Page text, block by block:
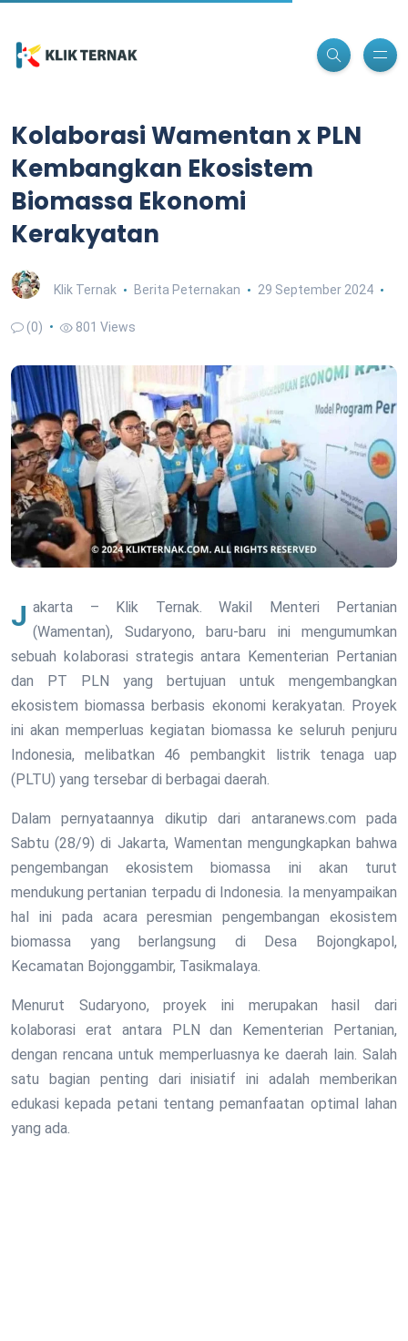
Kolaborasi Wamentan x PLN
Kembangkan Ekosistem
Biomassa Ekonomi
Kerakyatan
Klik Ternak Berita Peternakan 29 September 2024
(0) 801 Views
Jakarta – Klik Ternak. Wakil Menteri Pertanian (Wamentan), Sudaryono, baru-baru ini mengumumkan
sebuah kolaborasi strategis antara Kementerian Pertanian
dan PT PLN yang bertujuan untuk mengembangkan
ekosistem biomassa berbasis ekonomi kerakyatan. Proyek
ini akan memperluas kegiatan biomassa ke seluruh penjuru
Indonesia, melibatkan 46 pembangkit listrik tenaga uap
(PLTU) yang tersebar di berbagai daerah.
Dalam pernyataannya dikutip dari antaranews.com pada
Sabtu (28/9) di Jakarta, Wamentan mengungkapkan bahwa
pengembangan ekosistem biomassa ini akan turut
mendukung pertanian terpadu di Indonesia. Ia menyampaikan
hal ini pada acara peresmian pengembangan ekosistem
biomassa yang berlangsung di Desa Bojongkapol,
Kecamatan Bojonggambir, Tasikmalaya.
Menurut Sudaryono, proyek ini merupakan hasil dari
kolaborasi erat antara PLN dan Kementerian Pertanian,
dengan rencana untuk memperluasnya ke daerah lain. Salah
satu bagian penting dari inisiatif ini adalah memberikan
edukasi kepada petani tentang pemanfaatan optimal lahan
yang ada.